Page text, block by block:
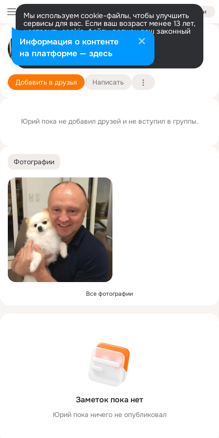
Войти
Мы используем cookie-файлы, чтобы улучшить
сервисы для вас. Если ваш возраст менее 13 лет,
настроить cookie-файлы должен ваш законный
представитель. Больше информации
Разрешить все Настроить
Юрий Синельник
31 августа (62 года) Подробнее
Добавить в друзья Написать
Фотографии
Все фотографии
Заметок пока нет
Юрий пока ничего не опубликовал
Юрий пока не добавил друзей и не вступил в группы.
Информация о контенте
на платформе — здесь